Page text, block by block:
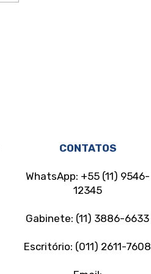
CONTATOS
WhatsApp: +55 (11) 9546-
12345
Gabinete: (11) 3886-6633
Escritório: (011) 2611-7608